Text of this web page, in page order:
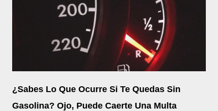
¿Sabes Lo Que Ocurre Si Te Quedas Sin
Gasolina? Ojo, Puede Caerte Una Multa